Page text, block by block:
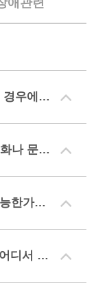
애관련
떻게 하나요?
해야 하나요?
가요?
나요?